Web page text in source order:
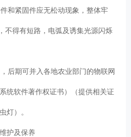
和紧固件应无松动现象，整体牢
不得有短路，电弧及诱集光源闪烁
后期可并入各地农业部门的物联网
统软件著作权证书）（提供相关证
灯）。
护及保养